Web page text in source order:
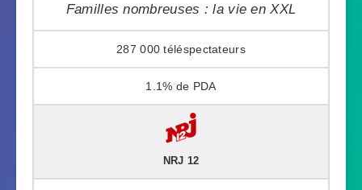
Familles nombreuses : la vie en XXL
287 000
1.1%
NRJ 12